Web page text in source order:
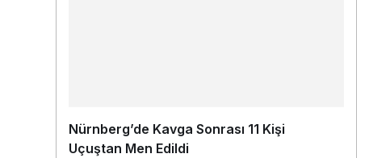
Nürnberg’de Kavga Sonrası 11 Kişi
Uçuştan Men Edildi